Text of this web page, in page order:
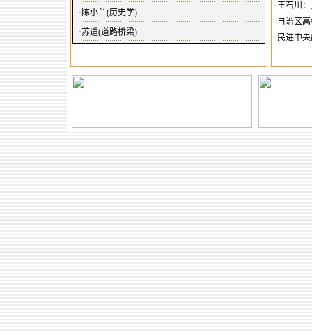
· 陈小兰(历史学)
·苏适(道路桥梁)
·王石川
· 自治区
· 民进中